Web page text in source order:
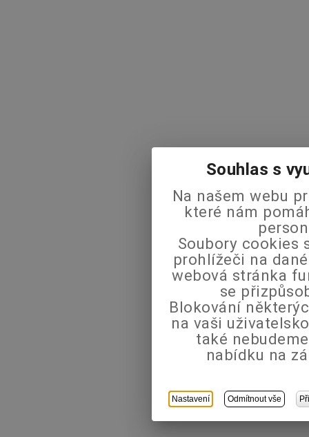
Souhlas s
Na našem webu
které nám
Soubory cookies
prohlížeči na
webová stránka
se
Blokování
na vaši
také
nabídku na
Nastavení Odmítnout vše